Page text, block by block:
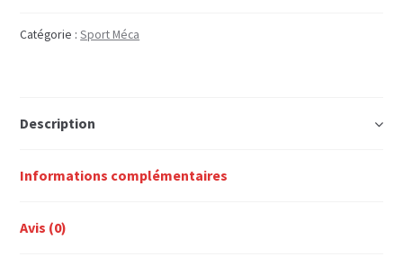
MANS
Catégorie :Sport Méca
Description
Informations complémentaires
Avis (0)